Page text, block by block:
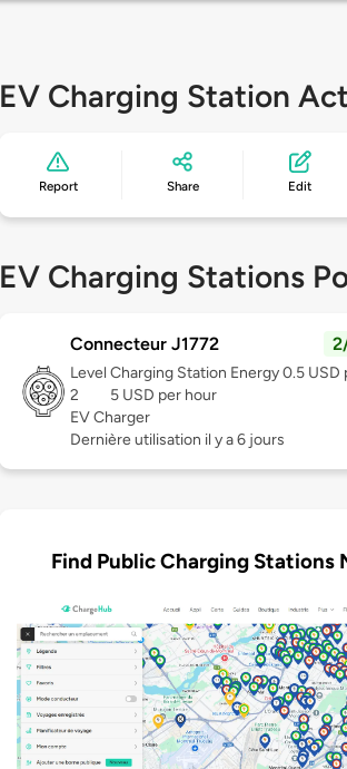
EV Charging Station
Report Share Edit
EV Charging Stations
Connecteur J1772
Level
2
Charging Station Energy 0.5 USD
5 USD per hour
EV Charger
Dernière utilisation il y a 6 jours
Find Public Charging Stations